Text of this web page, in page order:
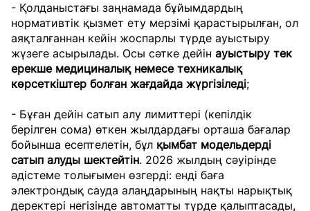
- Қолданыстағы заңнамада бұйымдардың
нормативтік қызмет ету мерзімі қарастырылған, ол
аяқталғаннан кейін жоспарлы түрде ауыстыру
жүзеге асырылады. Осы сәтке дейін ауыстыру тек
ерекше медициналық немесе техникалық
көрсеткіштер болған жағдайда жүргізіледі;
- Бұған дейін сатып алу лимиттері (кепілдік
берілген сома) өткен жылдардағы орташа бағалар
бойынша есептелетін, бұл қымбат модельдерді
сатып алуды шектейтін. 2026 жылдың сәуірінде
әдістеме толығымен өзгерді: енді баға
электрондық сауда алаңдарының нақты нарықтық
деректері негізінде автоматты түрде қалыптасады,